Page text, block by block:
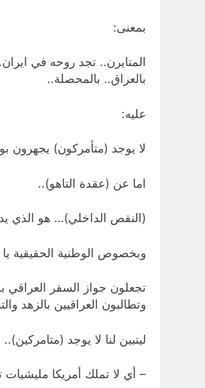
بمعنى:
المتايرن.. تجد روحه في
بالعراق.. بالمحصلة..
عليه:
لا يوجد (متأمركون) يجهرون
اما عن (عقدة التاهو)..
(النقص الداخلي)… هو الذي
وبخصوص الوطنية الحقيقية يا
تجعلون جواز السفر العراقي
وتطالبون العراقيين بالزهد
ليتبين لنا لا يوجد
– أي لا تملك أمريكا مليشيات